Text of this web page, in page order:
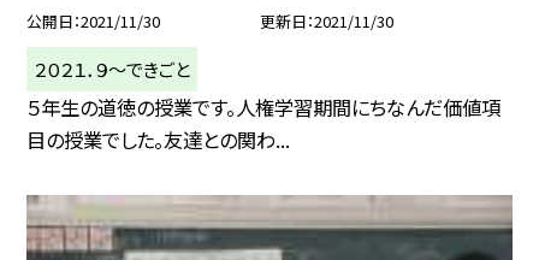
公開日 2021/11/30 更新日 2021/11/30
２０２１．９〜できごと
５年生の道徳の授業です。人権学習期間にちなんだ価値項
目の授業でした。友達との関わ...